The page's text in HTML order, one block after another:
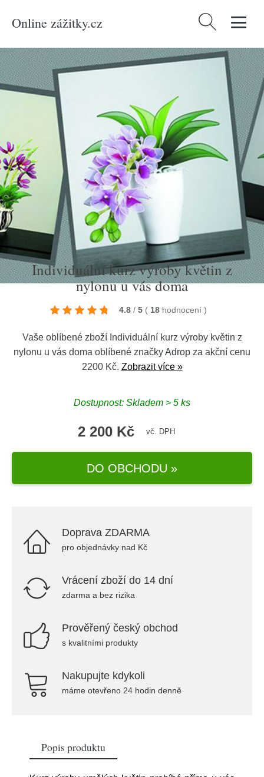
Online zážitky.cz Vyhledávání
Domů/Produkty/Zážitky /Kurzy/Kreativní kurzy/Individuální kurz výroby
květin z nylonu u vás doma
Individuální kurz výroby květin z
nylonu u vás doma
4.8 / 5 ( 18 hodnocení )
Vaše oblíbené zboží Individuální kurz výroby květin z
nylonu u vás doma oblíbené značkyAdrop za akční cenu
2200 Kč. Zobrazit více »
Dostupnost: Skladem > 5 ks
2 200 Kč vč. DPH
DO OBCHODU »
Doprava ZDARMA
pro objednávky nad Kč
Vrácení zboží do 14 dní
zdarma a bez rizika
Prověřený český obchod
s kvalitními produkty
Nakupujte kdykoli
máme otevřeno 24 hodin denně
Popis produktu